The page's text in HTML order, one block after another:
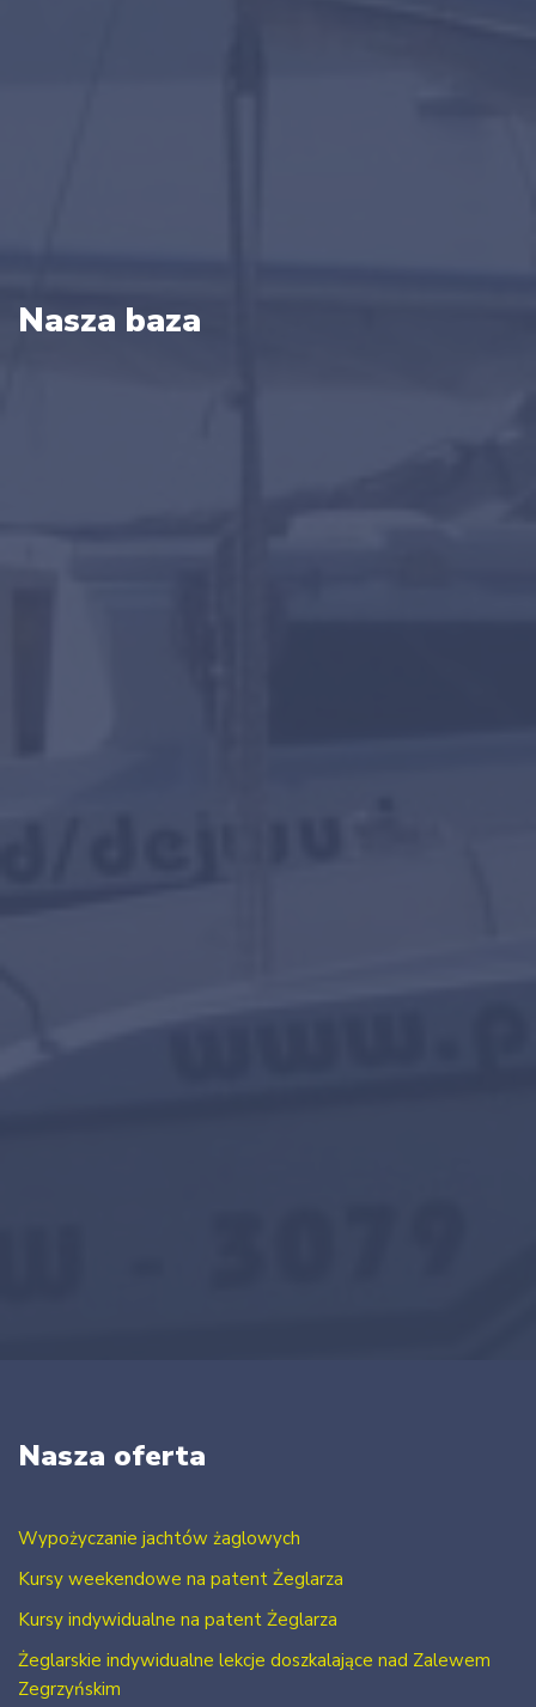
Nasza baza
Nasza oferta
Wypożyczanie jachtów żaglowych
Kursy weekendowe na patent Żeglarza
Kursy indywidualne na patent Żeglarza
Żeglarskie indywidualne lekcje doszkalające nad Zalewem
Zegrzyńskim